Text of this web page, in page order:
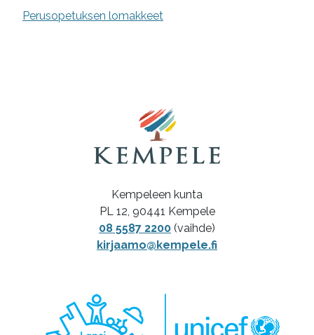
Perusopetuksen lomakkeet
Kempeleen kunta
PL 12, 90441 Kempele
08 5587 2200 (vaihde)
kirjaamo@kempele.fi